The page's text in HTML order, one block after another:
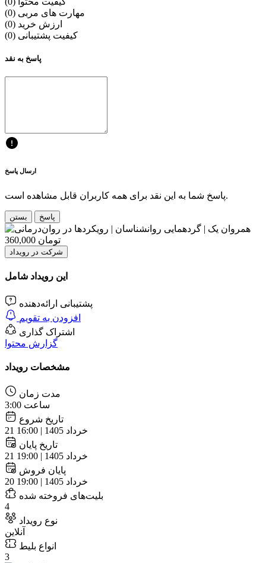
مهارت های مربی (0)
ارزش خرید (0)
کیفیت پشتیبانی (0)
پاسخ به نقد
ارسال پاسخ
پاسخ شما به این نقد برای همه کاربران قابل مشاهده است.
بستن پاسخ
360,000 تومان
شرکت در رویداد
این رویداد شامل
پشتیبانی ارائه‌دهنده
افزودن به تقویم
اشتراک گذاری
گزارش محتوا
مشخصات رویداد
مدت زمان
3:00 ساعت
تاریخ شروع
21 خرداد 1405 | 16:00
تاریخ پایان
21 خرداد 1405 | 19:00
پایان فروش
20 خرداد 1405 | 19:00
بلیت‌های فروخته شده
4
نوع رویداد
آنلاین
انواع بلیط
3